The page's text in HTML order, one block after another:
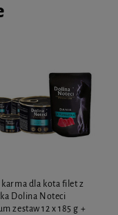
dla kota filet z
Dolina Noteci
zestaw 12 x 185 g +